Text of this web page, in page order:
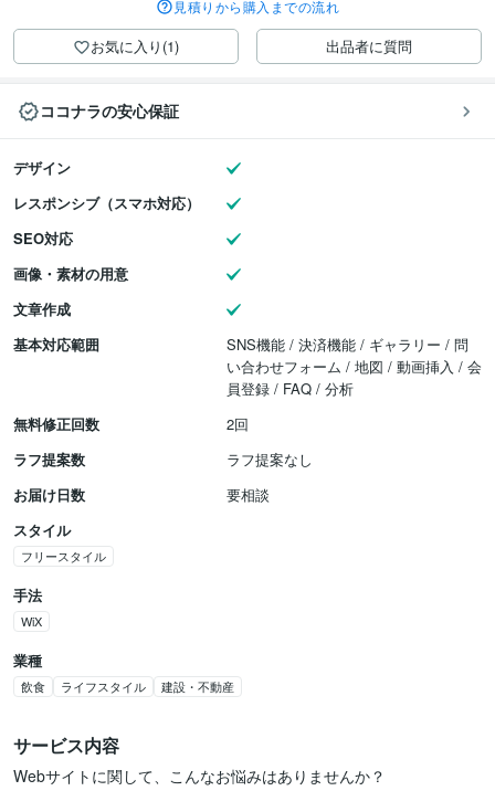
見積りから購入までの流れ
お気に入り(1) 出品者に質問
ココナラの安心保証
デザイン
レスポンシブ（スマホ対応）
SEO対応
画像・素材の用意
文章作成
基本対応範囲
SNS機能 / 決済機能 / ギャラリー / 問
い合わせフォーム / 地図 / 動画挿入 / 会
員登録 / FAQ / 分析
無料修正回数
2回
ラフ提案数
ラフ提案なし
お届け日数
要相談
スタイル
フリースタイル
手法
WiX
業種
飲食 ライフスタイル 建設・不動産
サービス内容
Webサイトに関して、こんなお悩みはありませんか？